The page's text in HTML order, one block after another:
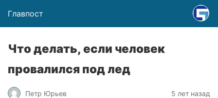
Главпост
Что делать, если человек
провалился под лед
Петр Юрьев 5 лет назад